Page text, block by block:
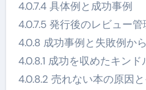
4.0.7.4 具体例と成功事例
4.0.7.5 発行後のレビュー
4.0.8 成功事例と失敗例か
4.0.8.1 成功を収めたキン
4.0.8.2 売れない本の原因